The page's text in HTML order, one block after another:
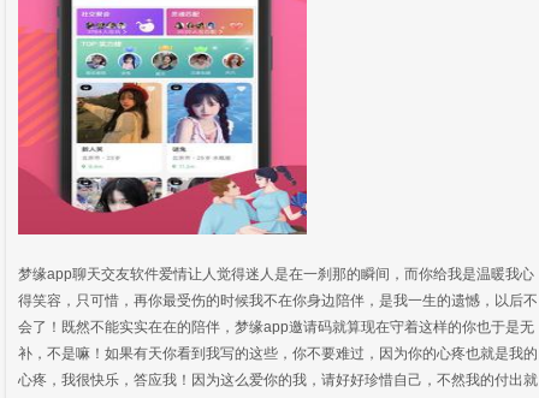
梦缘app聊天交友软件爱情让人觉得迷人是在一刹那的瞬间，而你给我是温暖我心
得笑容，只可惜，再你最受伤的时候我不在你身边陪伴，是我一生的遗憾，以后不
会了！既然不能实实在在的陪伴，梦缘app邀请码就算现在守着这样的你也于是无
补，不是嘛！如果有天你看到我写的这些，你不要难过，因为你的心疼也就是我的
心疼，我很快乐，答应我！因为这么爱你的我，请好好珍惜自己，不然我的付出就